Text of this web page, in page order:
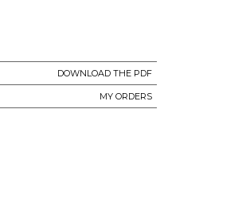
DOWNLOAD THE PDF
MY ORDERS